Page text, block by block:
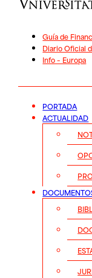
Guía de
Diario Oficial
Info – Europa
PORTADA
ACTUALIDAD